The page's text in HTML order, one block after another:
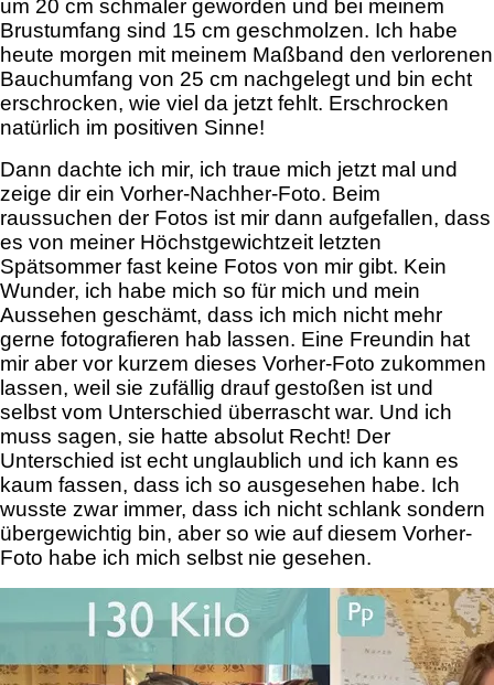
um 20 cm schmaler geworden und bei meinem
Brustumfang sind 15 cm geschmolzen. Ich habe
heute morgen mit meinem Maßband den verlorenen
Bauchumfang von 25 cm nachgelegt und bin echt
erschrocken, wie viel da jetzt fehlt. Erschrocken
natürlich im positiven Sinne!
Dann dachte ich mir, ich traue mich jetzt mal und
zeige dir ein Vorher-Nachher-Foto. Beim
raussuchen der Fotos ist mir dann aufgefallen, dass
es von meiner Höchstgewichtzeit letzten
Spätsommer fast keine Fotos von mir gibt. Kein
Wunder, ich habe mich so für mich und mein
Aussehen geschämt, dass ich mich nicht mehr
gerne fotografieren hab lassen. Eine Freundin hat
mir aber vor kurzem dieses Vorher-Foto zukommen
lassen, weil sie zufällig drauf gestoßen ist und
selbst vom Unterschied überrascht war. Und ich
muss sagen, sie hatte absolut Recht! Der
Unterschied ist echt unglaublich und ich kann es
kaum fassen, dass ich so ausgesehen habe. Ich
wusste zwar immer, dass ich nicht schlank sondern
übergewichtig bin, aber so wie auf diesem Vorher-
Foto habe ich mich selbst nie gesehen.